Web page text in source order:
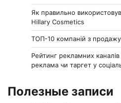
Як правильно
Hillary Cosmetics
ТОП-10 компаній з продажу
Рейтинг рекламних
реклама чи таргет у
Полезные записи